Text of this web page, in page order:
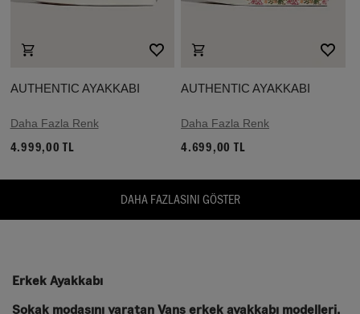
AUTHENTIC AYAKKABI
Daha Fazla Renk
4.999,00 TL
AUTHENTIC AYAKKABI
Daha Fazla Renk
4.699,00 TL
DAHA FAZLASINI GÖSTER
Erkek Ayakkabı
Sokak modasını yaratan Vans erkek ayakkabı modelleri,